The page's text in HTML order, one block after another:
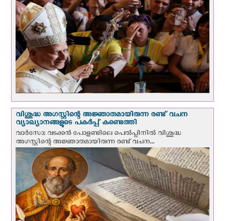
വിശുദ്ധ അഗസ്റ്റിന്റെ അജ്ഞാതമായിരുന്ന രണ്ട് വചന
വ്യാഖ്യാനങ്ങളുടെ പകര്‍പ്പ് കണ്ടെത്തി
വാര്‍സോ: വടക്കൻ പോളണ്ടിലെ പെൽപ്ലിനില്‍ വിശുദ്ധ
അഗസ്റ്റിന്റെ അജ്ഞാതമായിരുന്ന രണ്ട് വചന...